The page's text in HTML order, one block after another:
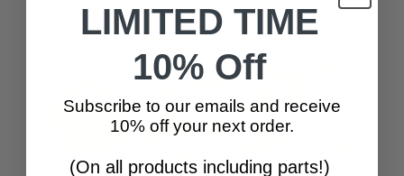
LIMITED TIME
10% Off
Subscribe to our emails and receive
10% off your next order.
(On all products including parts!)